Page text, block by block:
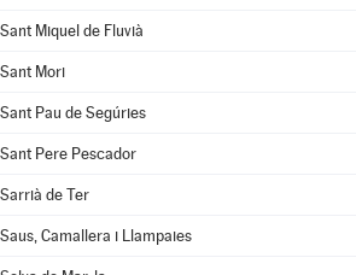
Sant Miquel de Fluvià
Sant Mori
Sant Pau de Segúries
Sant Pere Pescador
Sarrià de Ter
Saus, Camallera i Llampaies